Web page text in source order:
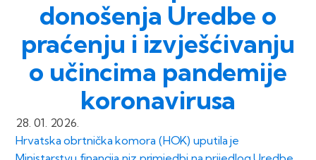
donošenja Uredbe o
praćenju i izvješćivanju
o učincima pandemije
koronavirusa
28. 01. 2026.
Hrvatska obrtnička komora (HOK) uputila je